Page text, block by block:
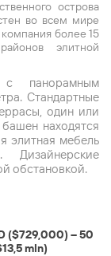
острова
во всем мире
более 15
элитной
с панорамным
Стандартные
один или
находятся
элитная мебель
Дизайнерские
обстановкой.
($729,000) – 50
mln)